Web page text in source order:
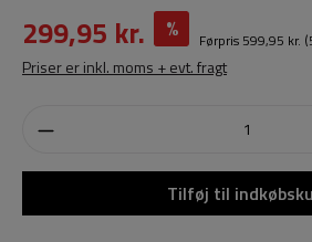
299,95 kr. % Førpris 599,95 kr.
Priser er inkl. moms + evt. fragt
Tilføj til